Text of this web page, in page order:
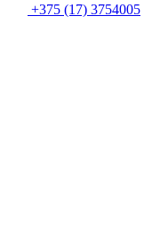
+375 (17) 3754005